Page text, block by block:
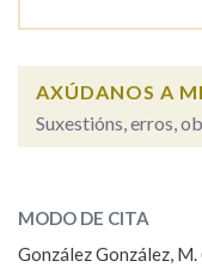
OUTRAS
AXÚDANOS A
Suxestións, erros,
ESCOLLE UNHA
MODO DE CITA
González González,